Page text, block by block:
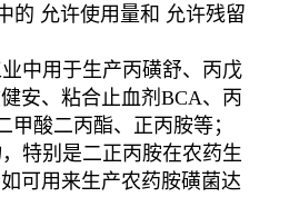
的 允许使用量和 允许残留
中用于生产丙磺舒、丙戊
安、粘合止血剂BCA、丙
甲酸二丙酯、正丙胺等；
特别是二正丙胺在农药生
可用来生产农药胺磺菌达